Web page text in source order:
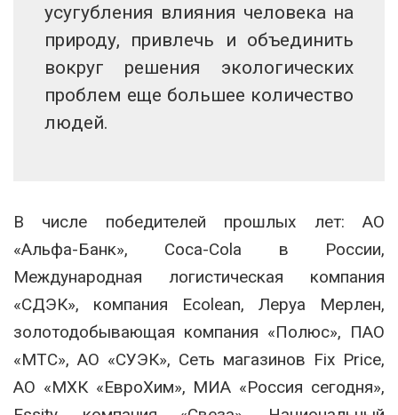
усугубления влияния человека на
природу, привлечь и объединить
вокруг решения экологических
проблем еще большее количество
людей.
В числе победителей прошлых лет: АО
«Альфа-Банк», Coca-Cola в России,
Международная логистическая компания
«СДЭК», компания Ecolean, Леруа Мерлен,
золотодобывающая компания «Полюс», ПАО
«МТС», АО «СУЭК», Сеть магазинов Fix Price,
АО «МХК «ЕвроХим», МИА «Россия сегодня»,